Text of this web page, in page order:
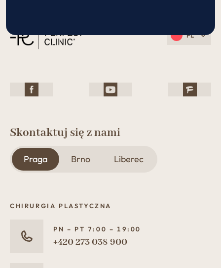
PL
Skontaktuj się z nami
Praga Brno Liberec
CHIRURGIA PLASTYCZNA
PN – PT 7:00 – 19:00
+420 273 038 900